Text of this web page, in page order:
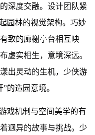
深度交融。设计团队紧
园林的视觉架构。巧妙
致的廊榭亭台相互映
虚实相生，意境深远。
出灵动的生机，少侠游
的造园意境。
戏机制与空间美学的有
迥异的故事与挑战。少